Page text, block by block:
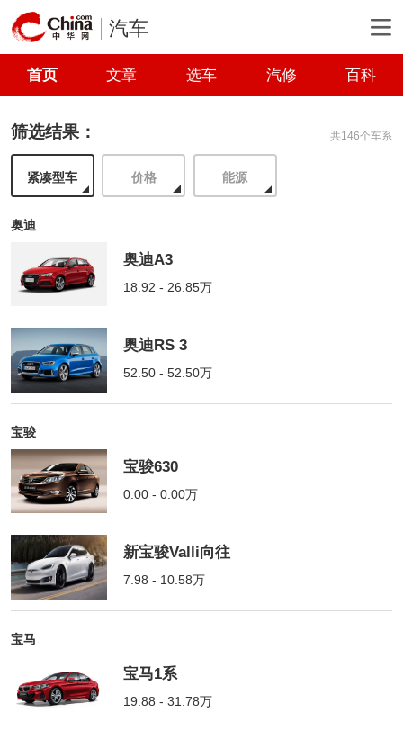
汽车
首页 文章 选车 汽修 百科
筛选结果： 共146个车系
紧凑型车 价格 能源
奥迪
奥迪A3
18.92 - 26.85万
奥迪RS 3
52.50 - 52.50万
宝骏
宝骏630
0.00 - 0.00万
新宝骏Valli向往
7.98 - 10.58万
宝马
宝马1系
19.88 - 31.78万